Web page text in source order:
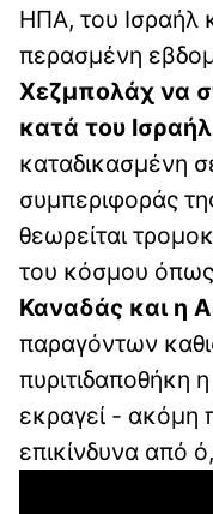
ΗΠΑ, του Ισραήλ
περασμένη
Χεζμπολάχ να
κατά του Ισραήλ
καταδικασμένη
συμπεριφοράς
θεωρείται
του κόσμου όπως
Καναδάς και η
παραγόντων
πυριτιδαποθήκη
εκραγεί - ακόμη
επικίνδυνα από